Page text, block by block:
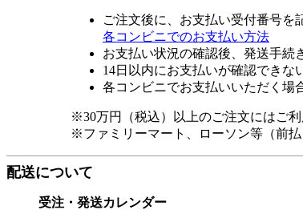
ご注文後に、お支払い受付番号を
各コンビニでのお支払い方法
お支払い状況の確認後、発送手続
14日以内にお支払いが確認できな
各コンビニでお支払いいただく場
※30万円（税込）以上のご注文にはご利
※ファミリーマート、ローソン等（前
配送について
受注・発送カレンダー